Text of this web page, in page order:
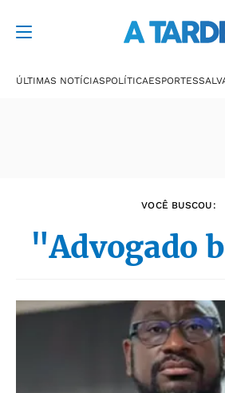
ÚLTIMAS NOTÍCIASPOLÍTICAESPORTES
VOCÊ BUSCOU:
"Advogado